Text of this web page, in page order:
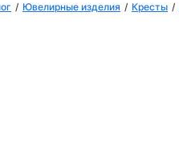
Ювелирные изделия Кресты